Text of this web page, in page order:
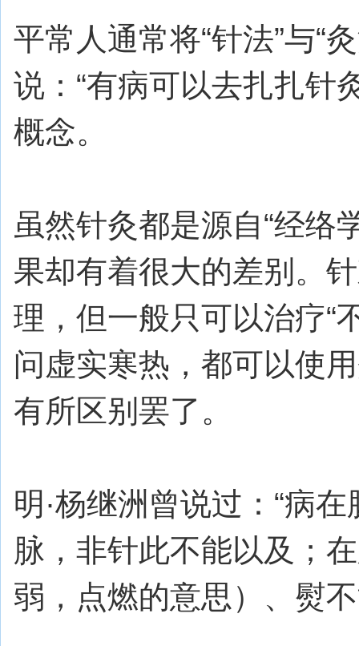
平常人通常将“针法”与“
说：“有病可以去扎扎针
概念。
虽然针灸都是源自“经络
果却有着很大的差别。
理，但一般只可以治疗“
问虚实寒热，都可以使
有所区别罢了。
明·杨继洲曾说过：“病
脉，非针此不能以及；
弱，点燃的意思）、熨